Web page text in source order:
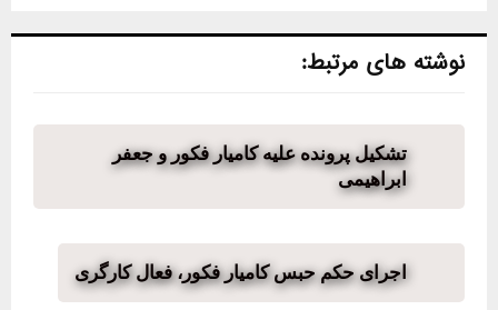
نوشته های مرتبط:
تشکیل پرونده علیه کامیار فکور و جعفر
ابراهیمی
اجرای حکم حبس کامیار فکور، فعال کارگری